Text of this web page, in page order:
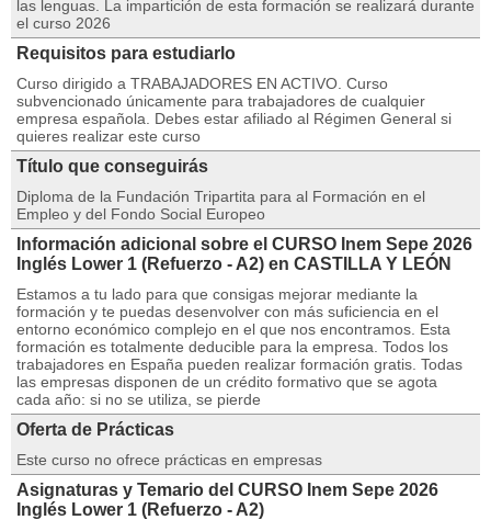
las lenguas. La impartición de esta formación se realizará durante
el curso 2026
Requisitos para estudiarlo
Curso dirigido a TRABAJADORES EN ACTIVO. Curso
subvencionado únicamente para trabajadores de cualquier
empresa española. Debes estar afiliado al Régimen General si
quieres realizar este curso
Título que conseguirás
Diploma de la Fundación Tripartita para al Formación en el
Empleo y del Fondo Social Europeo
Información adicional sobre el CURSO Inem Sepe 2026
Inglés Lower 1 (Refuerzo - A2) en CASTILLA Y LEÓN
Estamos a tu lado para que consigas mejorar mediante la
formación y te puedas desenvolver con más suficiencia en el
entorno económico complejo en el que nos encontramos. Esta
formación es totalmente deducible para la empresa. Todos los
trabajadores en España pueden realizar formación gratis. Todas
las empresas disponen de un crédito formativo que se agota
cada año: si no se utiliza, se pierde
Oferta de Prácticas
Este curso no ofrece prácticas en empresas
Asignaturas y Temario del CURSO Inem Sepe 2026
Inglés Lower 1 (Refuerzo - A2)